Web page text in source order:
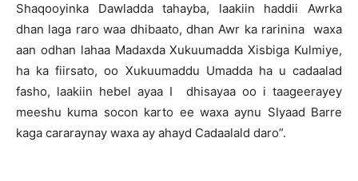
Shaqooyinka Dawladda tahayba, laakiin haddii Awrka
dhan laga raro waa dhibaato, dhan Awr ka rarinina waxa
aan odhan lahaa Madaxda Xukuumadda Xisbiga Kulmiye,
ha ka fiirsato, oo Xukuumaddu Umadda ha u cadaalad
fasho, laakiin hebel ayaa I dhisayaa oo i taageerayey
meeshu kuma socon karto ee waxa aynu SIyaad Barre
kaga cararaynay waxa ay ahayd Cadaalald daro”.